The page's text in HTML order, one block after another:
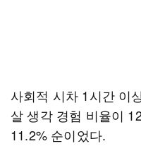
사회적 시차 1시간 이
살 생각 경험 비율이
11.2% 순이었다.